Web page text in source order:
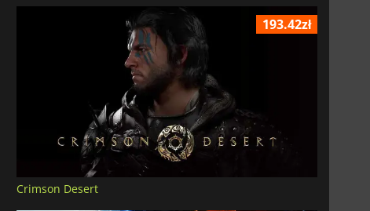
193.42zł
Crimson Desert